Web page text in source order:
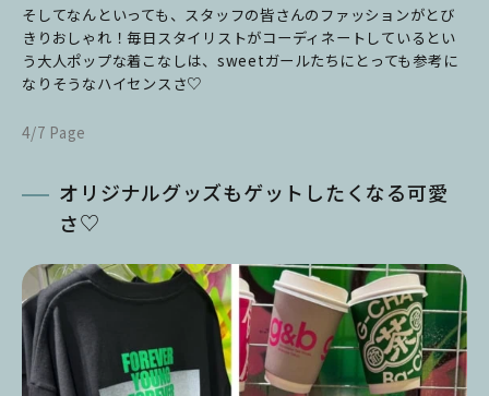
そしてなんといっても、スタッフの皆さんのファッションがとび
きりおしゃれ！毎日スタイリストがコーディネートしているとい
う大人ポップな着こなしは、sweetガールたちにとっても参考に
なりそうなハイセンスさ♡
4/7 Page
オリジナルグッズもゲットしたくなる可愛
さ♡